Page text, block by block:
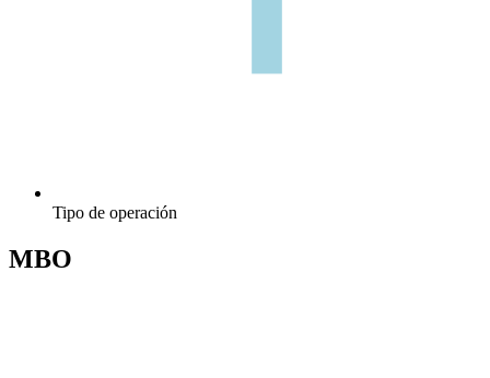
Tipo de operación
MBO